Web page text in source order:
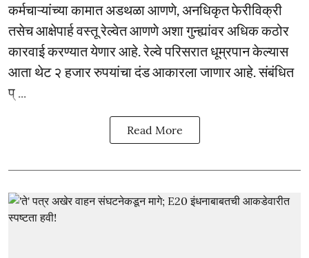
कर्मचाऱ्यांच्या कामात अडथळा आणणे, अनधिकृत फेरीविक्री
तसेच आक्षेपार्ह वस्तू रेल्वेत आणणे अशा गुन्ह्यांवर अधिक कठोर
कारवाई करण्यात येणार आहे. रेल्वे परिसरात धूम्रपान केल्यास
आता थेट २ हजार रुपयांचा दंड आकारला जाणार आहे. संबंधित
प् ...
Read More